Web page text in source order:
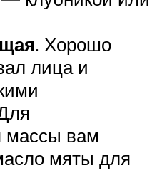
. Хорошо
лица и
массы вам
мяты для